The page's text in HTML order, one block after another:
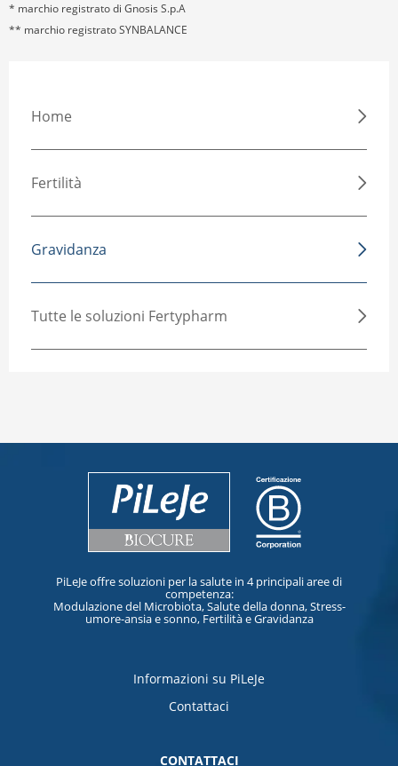
* marchio registrato di Gnosis S.p.A
** marchio registrato SYNBALANCE
Home
Fertilità
Gravidanza
Tutte le soluzioni Fertypharm
PiLeJe offre soluzioni per la salute in 4 principali aree di
competenza:
Modulazione del Microbiota, Salute della donna, Stress-
umore-ansia e sonno, Fertilità e Gravidanza
Informazioni su PiLeJe
Contattaci
CONTATTACI